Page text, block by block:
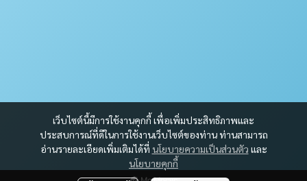
เว็บไซต์นี้มีการใช้งานคุกกี้ เพื่อเพิ่มประสิทธิภาพและ
ประสบการณ์ที่ดีในการใช้งานเว็บไซต์ของท่าน ท่านสามารถ
อ่านรายละเอียดเพิ่มเติมได้ที่ นโยบายความเป็นส่วนตัว และ
นโยบายคุกกี้